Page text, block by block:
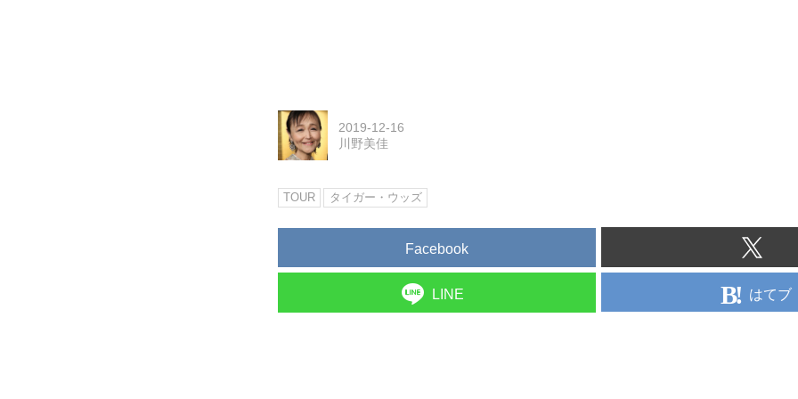
2019-12-16
川野美佳
TOUR タイガー・ウッズ
Facebook
LINE はてブ